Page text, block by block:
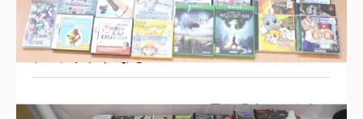
PS2 PS3 Wii DSll Xbox PSP ゲーム機本体
ゲームソフト まとめ
買取理由はこちら